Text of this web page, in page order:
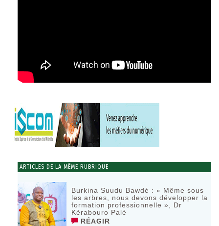
ARTICLES DE LA MÊME RUBRIQUE
Burkina Suudu Bawdè : « Même sous
les arbres, nous devons développer la
formation professionnelle », Dr
Kèrabouro Palé
RÉAGIR